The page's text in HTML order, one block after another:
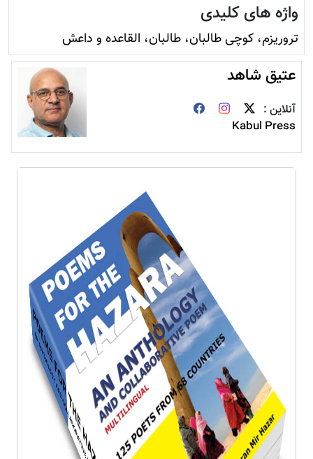
واژه های کلیدی
تروريزم، کوچی طالبان، طالبان، القاعده و داعش
عتیق شاهد
آنلاین :
Kabul Press